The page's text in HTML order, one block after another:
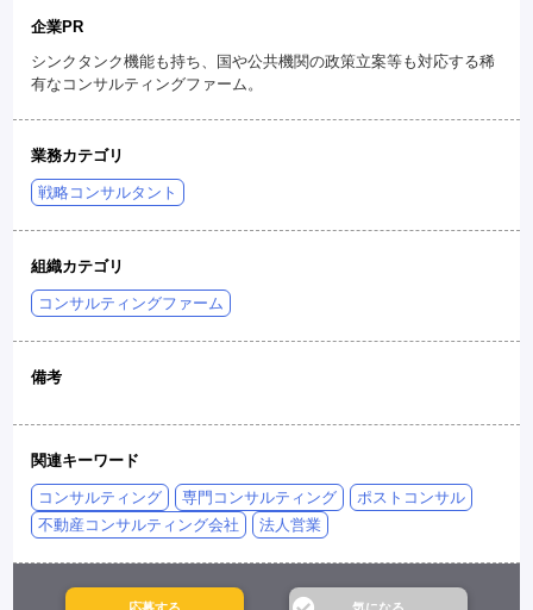
企業PR
シンクタンク機能も持ち、国や公共機関の政策立案等も対応する稀
有なコンサルティングファーム。
業務カテゴリ
戦略コンサルタント
組織カテゴリ
コンサルティングファーム
備考
関連キーワード
コンサルティング 専門コンサルティング
ポストコンサル
不動産コンサルティング会社
法人営業